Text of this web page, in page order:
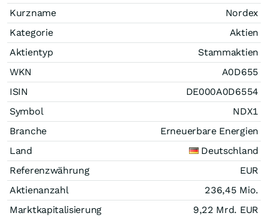
Kurzname
Nordex
Kategorie
Aktien
Aktientyp
Stammaktien
WKN
A0D655
ISIN
DE000A0D6554
Symbol
NDX1
Branche
Erneuerbare Energien
Land
Deutschland
Referenzwährung
EUR
Aktienanzahl
236,45 Mio.
Marktkapitalisierung
9,22 Mrd. EUR